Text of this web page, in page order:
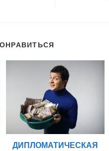
ДИПЛОМАТИЧЕСКАЯ